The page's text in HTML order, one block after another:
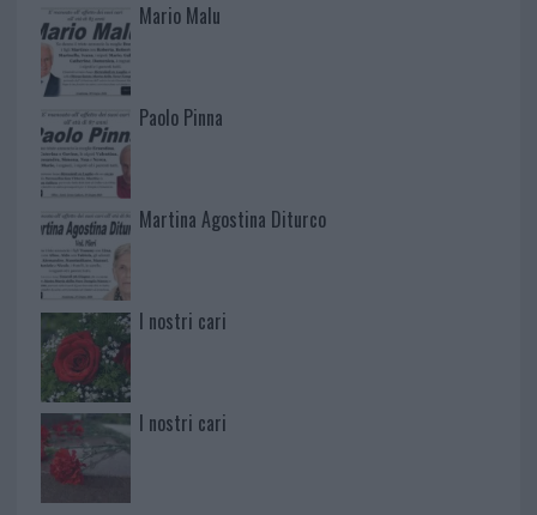
Mario Malu
Paolo Pinna
Martina Agostina Diturco
I nostri cari
I nostri cari